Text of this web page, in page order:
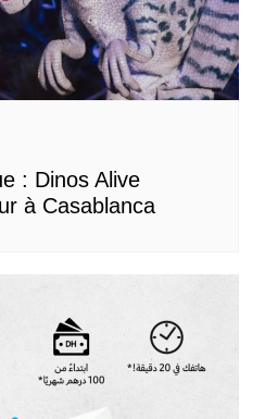
: Dinos Alive
à Casablanca